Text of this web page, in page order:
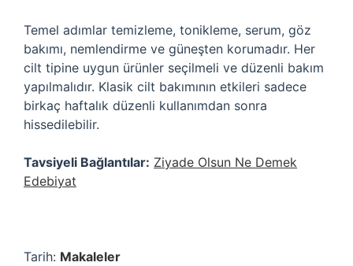
Temel adımlar temizleme, tonikleme, serum, göz
bakımı, nemlendirme ve güneşten korumadır. Her
cilt tipine uygun ürünler seçilmeli ve düzenli bakım
yapılmalıdır. Klasik cilt bakımının etkileri sadece
birkaç haftalık düzenli kullanımdan sonra
hissedilebilir.
Tavsiyeli Bağlantılar: Ziyade Olsun Ne Demek
Edebiyat
Tarih: Makaleler